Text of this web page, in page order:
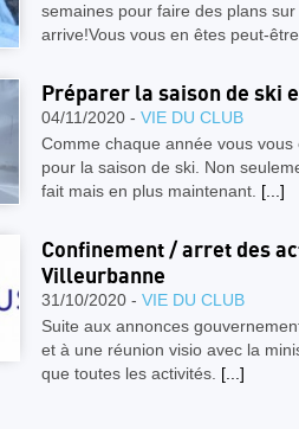
semaines pour faire des plans
arrive!Vous vous en êtes peut-
Préparer la saison de ski
04/11/2020 - VIE DU CLUB
Comme chaque année vous
pour la saison de ski. Non
fait mais en plus maintenant. [...]
Confinement / arret des
Villeurbanne
31/10/2020 - VIE DU CLUB
Suite aux annonces
et à une réunion visio avec la
que toutes les activités. [...]